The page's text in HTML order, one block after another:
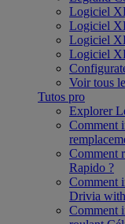
Logiciel
Logiciel
Logiciel
Logiciel
Voir tous
Tutos pro
Explorer
Comment
Comment
Rapido ?
Comment
Drivia
Comment